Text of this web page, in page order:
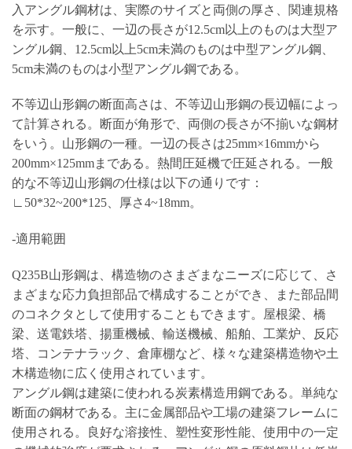
入アングル鋼材は、実際のサイズと両側の厚さ、関連規格
を示す。一般に、一辺の長さが12.5cm以上のものは大型ア
ングル鋼、12.5cm以上5cm未満のものは中型アングル鋼、
5cm未満のものは小型アングル鋼である。
不等辺山形鋼の断面高さは、不等辺山形鋼の長辺幅によっ
て計算される。断面が角形で、両側の長さが不揃いな鋼材
をいう。山形鋼の一種。一辺の長さは25mm×16mmから
200mm×125mmまである。熱間圧延機で圧延される。一般
的な不等辺山形鋼の仕様は以下の通りです：
∟50*32~200*125、厚さ4~18mm。
-適用範囲
Q235B山形鋼は、構造物のさまざまなニーズに応じて、さ
まざまな応力負担部品で構成することができ、また部品間
のコネクタとして使用することもできます。屋根梁、橋
梁、送電鉄塔、揚重機械、輸送機械、船舶、工業炉、反応
塔、コンテナラック、倉庫棚など、様々な建築構造物や土
木構造物に広く使用されています。
アングル鋼は建築に使われる炭素構造用鋼である。単純な
断面の鋼材である。主に金属部品や工場の建築フレームに
使用される。良好な溶接性、塑性変形性能、使用中の一定